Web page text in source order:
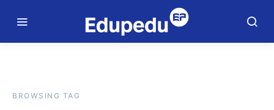
BROWSING TAG